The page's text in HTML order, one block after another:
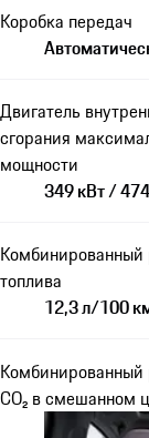
Коробка передач
Двигатель
сгорания
мощности
349 кВт /
Комбинированный
топлива
12,3 л/100
Комбинированный
CO₂ в смешанном